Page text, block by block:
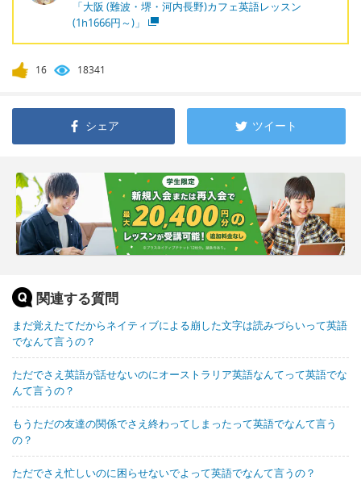
「大阪 (難波・堺・河内長野)カフェ英語レッスン
(1h1666円～)」
16 18341
シェア ツイート
関連する質問
まだ覚えたてだからネイティブによる崩した文字は読みづらいって英語
でなんて言うの？
ただでさえ英語が話せないのにオーストラリア英語なんてって英語でな
んて言うの？
もうただの友達の関係でさえ終わってしまったって英語でなんて言う
の？
ただでさえ忙しいのに困らせないでよって英語でなんて言うの？